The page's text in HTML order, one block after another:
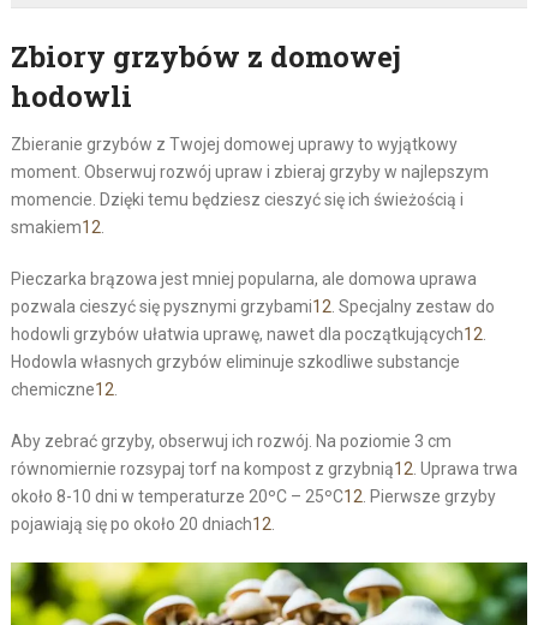
Zbiory grzybów z domowej
hodowli
Zbieranie grzybów z Twojej domowej uprawy to wyjątkowy
moment. Obserwuj rozwój upraw i zbieraj grzyby w najlepszym
momencie. Dzięki temu będziesz cieszyć się ich świeżością i
smakiem12
Pieczarka brązowa jest mniej popularna, ale domowa uprawa
pozwala cieszyć się pysznymi grzybami12 . Specjalny zestaw do
hodowli grzybów ułatwia uprawę, nawet dla początkujących12
Hodowla własnych grzybów eliminuje szkodliwe substancje
chemiczne12
Aby zebrać grzyby, obserwuj ich rozwój. Na poziomie 3 cm
równomiernie rozsypaj torf na kompost z grzybnią12 . Uprawa trwa
około 8-10 dni w temperaturze 20ºC – 25ºC12 . Pierwsze grzyby
pojawiają się po około 20 dniach12